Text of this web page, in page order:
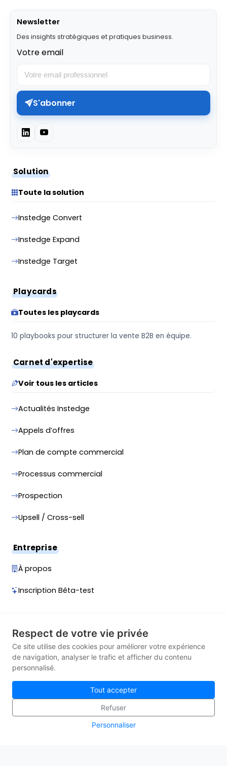
Respect de votre vie privée
Ce site utilise des cookies pour améliorer votre expérience
de navigation, analyser le trafic et afficher du contenu
personnalisé.
Tout accepter
Refuser
Personnaliser
Newsletter
Des insights stratégiques et pratiques business.
Votre email
S'abonner
Solution
Toute la solution
Instedge Convert
Instedge Expand
Instedge Target
Playcards
Toutes les playcards
10 playbooks pour structurer la vente B2B en équipe.
Carnet d'expertise
Voir tous les articles
Actualités Instedge
Appels d’offres
Plan de compte commercial
Processus commercial
Prospection
Upsell / Cross-sell
Entreprise
À propos
Inscription Bêta-test
Contact
Planifier une démonstration
Afficher le numéro
Politique de confidentialité